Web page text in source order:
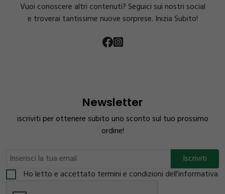
Vuoi conoscere altri contenuti? Seguici sui nostri social
e troverai tantissime nuove sorprese. Inizia Subito!
Newsletter
iscriviti per ottenere subito uno sconto sul tuo prossimo
ordine!
Ho letto e accettato termini e condizioni dell'informativa